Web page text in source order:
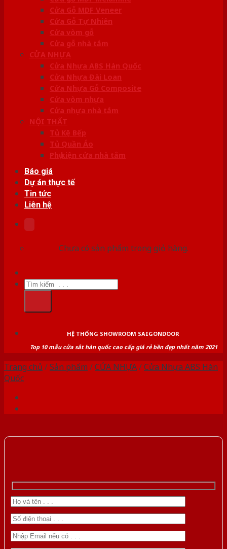
Cửa Gỗ MDF Veneer
Cửa Gỗ Tự Nhiên
Cửa vòm gỗ
Cửa gỗ nhà tắm
CỬA NHỰA
Cửa Nhựa ABS Hàn Quốc
Cửa Nhựa Đài Loan
Cửa Nhựa Gỗ Composite
Cửa vòm nhựa
Cửa nhựa nhà tắm
NỘI THẤT
Tủ Kệ Bếp
Tủ Quần Áo
Phụ kiện cửa nhà tắm
Báo giá
Dự án thực tế
Tin tức
Liên hệ
Chưa có sản phẩm trong giỏ hàng.
Tìm
kiếm:
HỆ THỐNG SHOWROOM SAIGONDOOR
Top 10 mẫu cửa sắt hàn quốc cao cấp giá rẻ bền đẹp nhất năm 2021
Trang chủ /Sản phẩm /CỬA NHỰA/Cửa Nhựa ABS Hàn
Quốc